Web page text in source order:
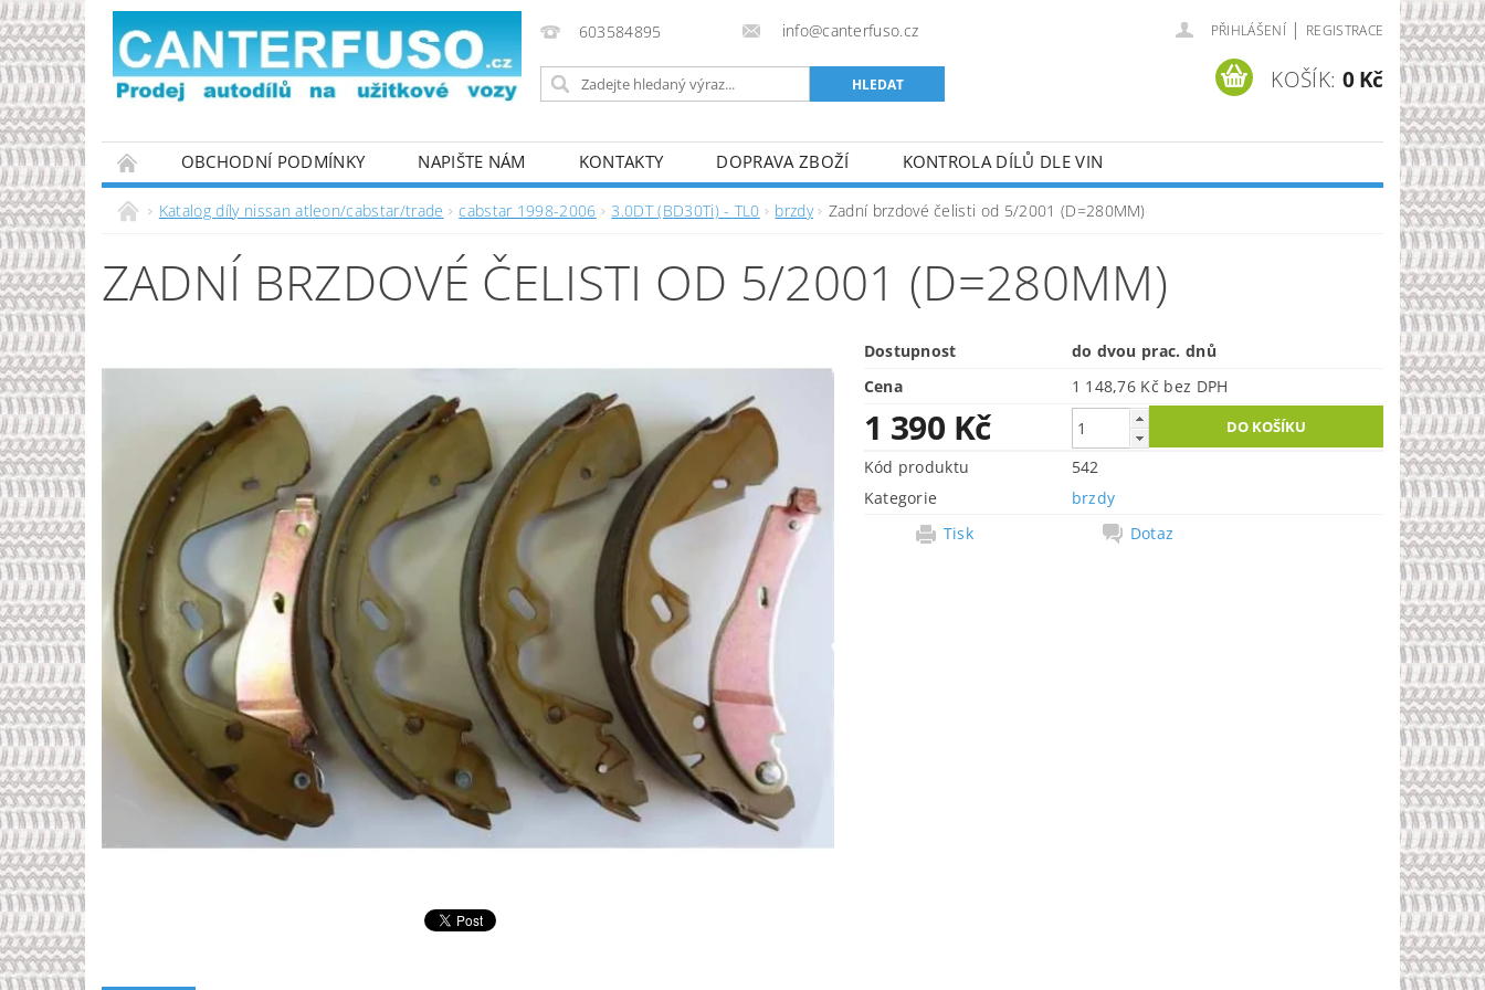
603584895 info@canterfuso.cz PŘIHLÁŠENÍ | REGISTRACE
KOŠÍK: 0 Kč
OBCHODNÍ PODMÍNKY NAPIŠTE NÁM KONTAKTY DOPRAVA ZBOŽÍ
KONTROLA DÍLŮ DLE VIN
PODMÍNKY OCHRANY OSOBNÍCH ÚDAJŮ
Katalog díly nissan atleon/cabstar/trade cabstar 1998-2006 3.0DT (BD30Ti) - TL0 brzdy Zadní brzdové čelisti od 5/2001 (D=280MM)
ZADNÍ BRZDOVÉ ČELISTI OD 5/2001 (D=280MM)
Dostupnost
do dvou prac. dnů
Cena
1 148,76 Kč bez DPH
1 390 Kč
Kód produktu
542
Kategorie
brzdy
Tisk
Dotaz